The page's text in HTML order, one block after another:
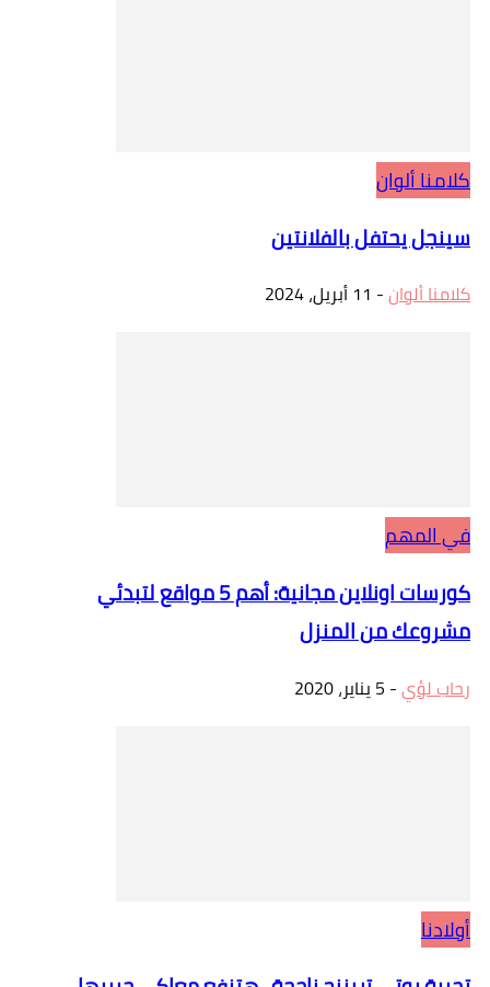
كلامنا ألوان
سينجل يحتفل بالفلانتين
كلامنا ألوان- 11 أبريل، 2024
في المهم
كورسات اونلاين مجانية: أهم 5 مواقع لتبدئي
مشروعك من المنزل
رحاب لؤي- 5 يناير، 2020
أولادنا